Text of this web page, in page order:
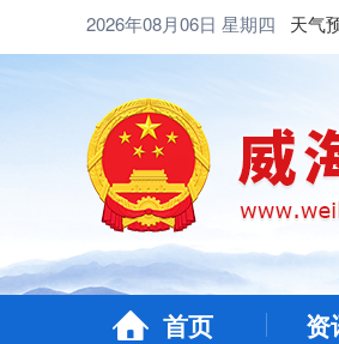
2026年08月06日 星期四 天气
首页 资